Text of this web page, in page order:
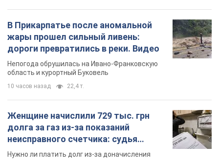
В Прикарпатье после аномальной
жары прошел сильный ливень:
дороги превратились в реки. Видео
Непогода обрушилась на Ивано-Франковскую
область и курортный Буковель
10 часов назад 22,4 т.
Женщине начислили 729 тыс. грн
долга за газ из-за показаний
неисправного счетчика: судья
вынес неожиданное решение
Нужно ли платить долг из-за доначисления